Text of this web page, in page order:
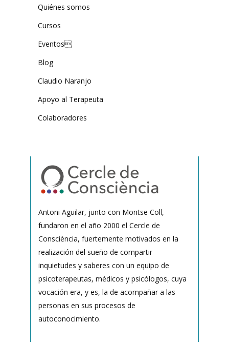
Quiénes somos
Cursos
Eventos
Blog
Claudio Naranjo
Apoyo al Terapeuta
Colaboradores
Antoni Aguilar, junto con Montse Coll,
fundaron en el año 2000 el Cercle de
Consciència, fuertemente motivados en la
realización del sueño de compartir
inquietudes y saberes con un equipo de
psicoterapeutas, médicos y psicólogos, cuya
vocación era, y es, la de acompañar a las
personas en sus procesos de
autoconocimiento.